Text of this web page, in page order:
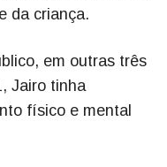
da criança.
em outras três
Jairo tinha
físico e mental